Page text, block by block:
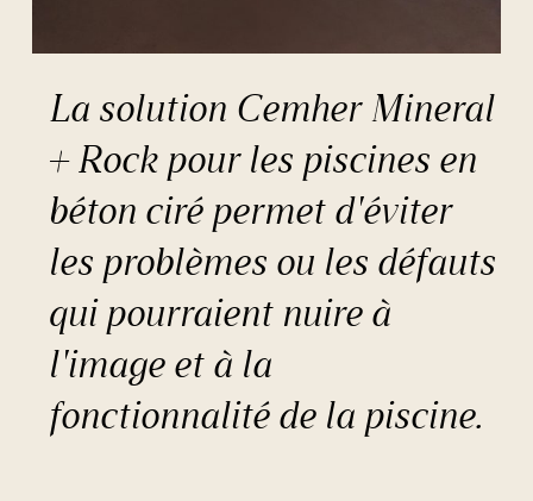
La solution Cemher Mineral
+ Rock pour les piscines en
béton ciré permet d'éviter
les problèmes ou les défauts
qui pourraient nuire à
l'image et à la
fonctionnalité de la piscine.